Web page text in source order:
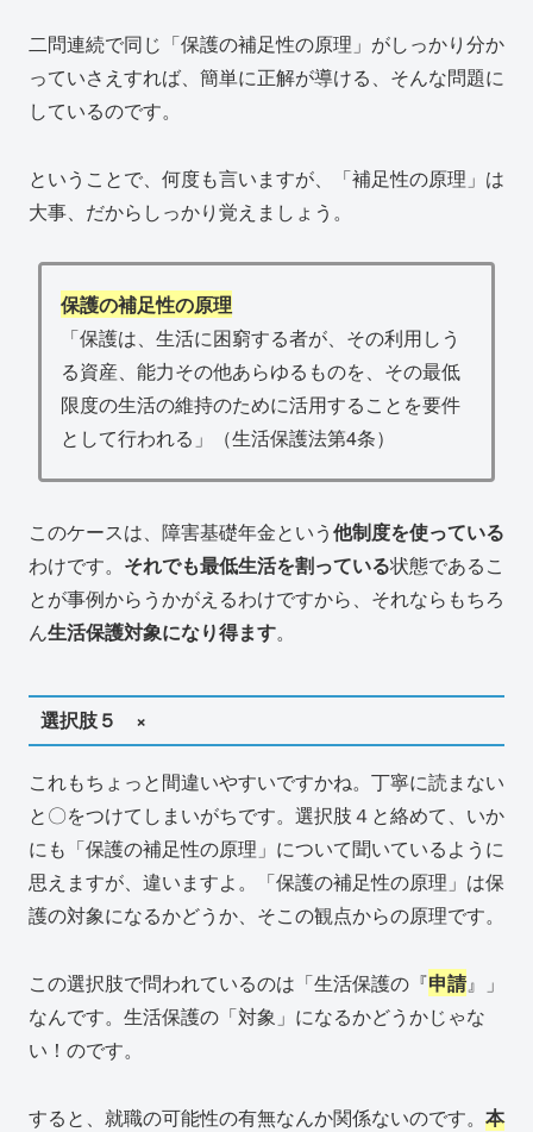
二問連続で同じ「保護の補足性の原理」がしっかり分か
っていさえすれば、簡単に正解が導ける、そんな問題に
しているのです。
ということで、何度も言いますが、「補足性の原理」は
大事、だからしっかり覚えましょう。
保護の補足性の原理
「保護は、生活に困窮する者が、その利用しう
る資産、能力その他あらゆるものを、その最低
限度の生活の維持のために活用することを要件
として行われる」（生活保護法第4条）
このケースは、障害基礎年金という他制度を使っている
わけです。 それでも最低生活を割っている状態であるこ
とが事例からうかがえるわけですから、それならもちろ
ん生活保護対象になり得ます。
選択肢５ ×
これもちょっと間違いやすいですかね。丁寧に読まない
と〇をつけてしまいがちです。選択肢４と絡めて、いか
にも「保護の補足性の原理」について聞いているように
思えますが、違いますよ。「保護の補足性の原理」は保
護の対象になるかどうか、そこの観点からの原理です。
この選択肢で問われているのは「生活保護の『申請』」
なんです。生活保護の「対象」になるかどうかじゃな
い！のです。
すると、就職の可能性の有無なんか関係ないのです。 本